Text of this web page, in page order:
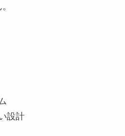
設計